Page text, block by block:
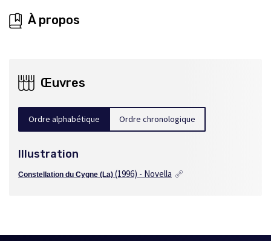
À propos
Œuvres
Ordre alphabétique Ordre chronologique
Illustration
Constellation du Cygne (La) (1996) - Novella